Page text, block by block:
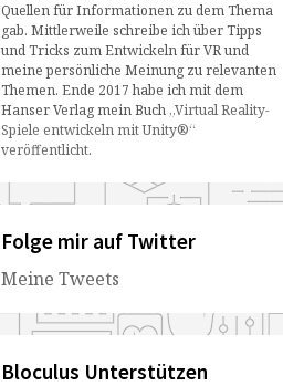
Quellen für Informationen zu dem Thema
gab. Mittlerweile schreibe ich über Tipps
und Tricks zum Entwickeln für VR und
meine persönliche Meinung zu relevanten
Themen. Ende 2017 habe ich mit dem
Hanser Verlag mein Buch „Virtual Reality-
Spiele entwickeln mit Unity®“
veröffentlicht.
Folge mir auf Twitter
Meine Tweets
Bloculus Unterstützen